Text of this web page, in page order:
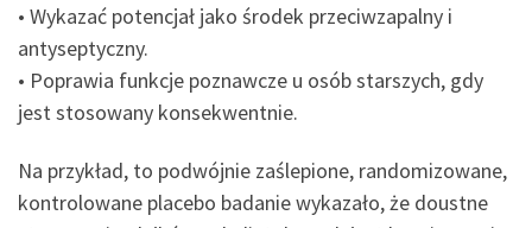
• Wykazać potencjał jako środek przeciwzapalny i
antyseptyczny.
• Poprawia funkcje poznawcze u osób starszych, gdy
jest stosowany konsekwentnie.
Na przykład, to podwójnie zaślepione, randomizowane,
kontrolowane placebo badanie wykazało, że doustne